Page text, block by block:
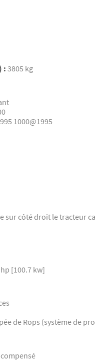
:3805 kg
1000@1995
sur côté droit le tracteur
[100.7 kw]
de Rops (système de